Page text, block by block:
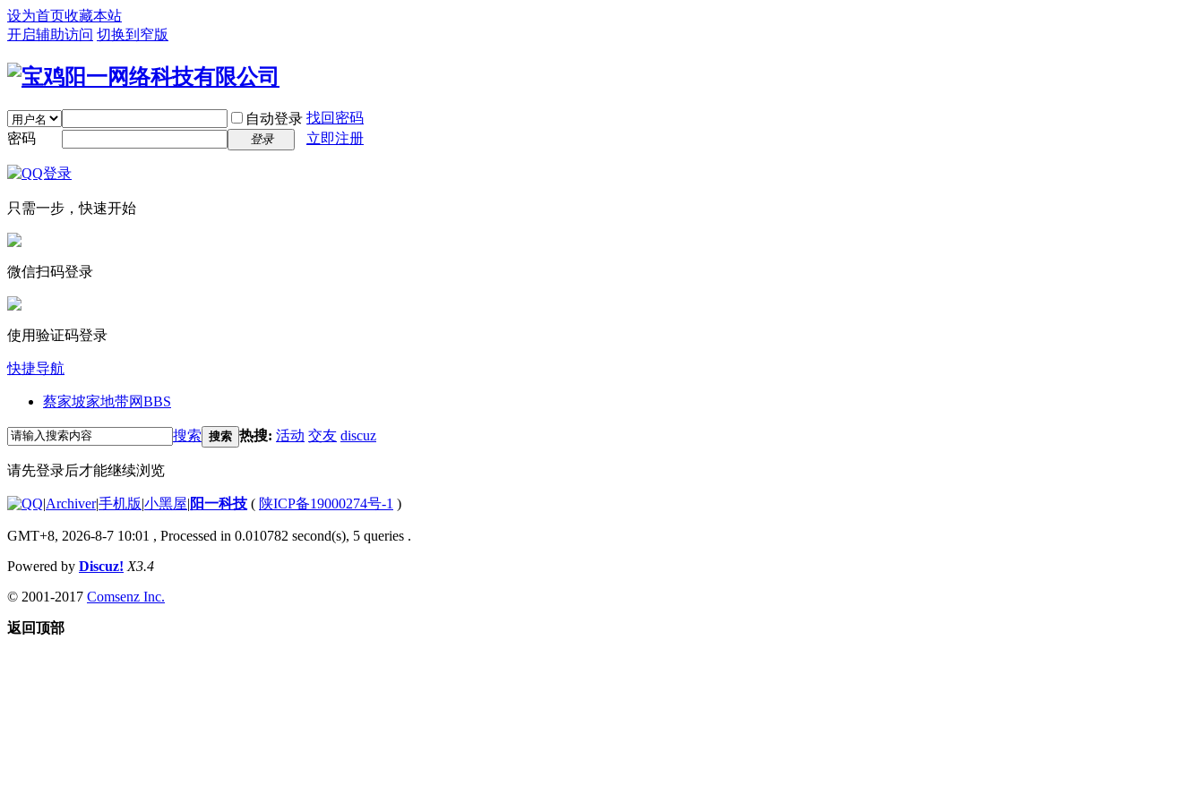
设为首页收藏本站
开启辅助访问 切换到窄版
自动登录 找回密码
密码
登录 立即注册
只需一步，快速开始
微信扫码登录
使用验证码登录
快捷导航
蔡家坡家地带网BBS
搜索 搜索 热搜: 活动 交友 discuz
请先登录后才能继续浏览
|Archiver|手机版|小黑屋| 阳一科技 ( 陕ICP备19000274号-1 )
GMT+8, 2026-8-7 10:01 , Processed in 0.010782 second(s), 5 queries .
Powered by Discuz! X3.4
© 2001-2017 Comsenz Inc.
返回顶部